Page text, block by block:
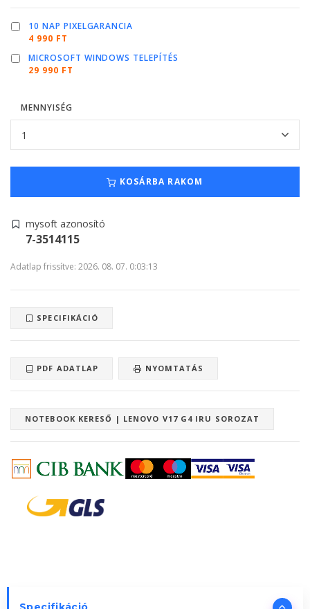
10 NAP PIXELGARANCIA
4 990 FT
MICROSOFT WINDOWS TELEPÍTÉS
29 990 FT
MENNYISÉG
KOSÁRBA RAKOM
mysoft azonosító
7-3514115
Adatlap frissítve: 2026. 08. 07. 0:03:13
SPECIFIKÁCIÓ
PDF ADATLAP NYOMTATÁS
NOTEBOOK KERESŐ | LENOVO V17 G4 IRU SOROZAT